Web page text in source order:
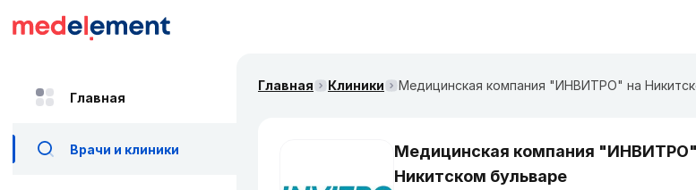
Главная
Врачи и клиники
Главная Клиники Медицинская компания "ИНВИТРО" на
Медицинская компания "ИНВИТРО"
Никитском бульваре